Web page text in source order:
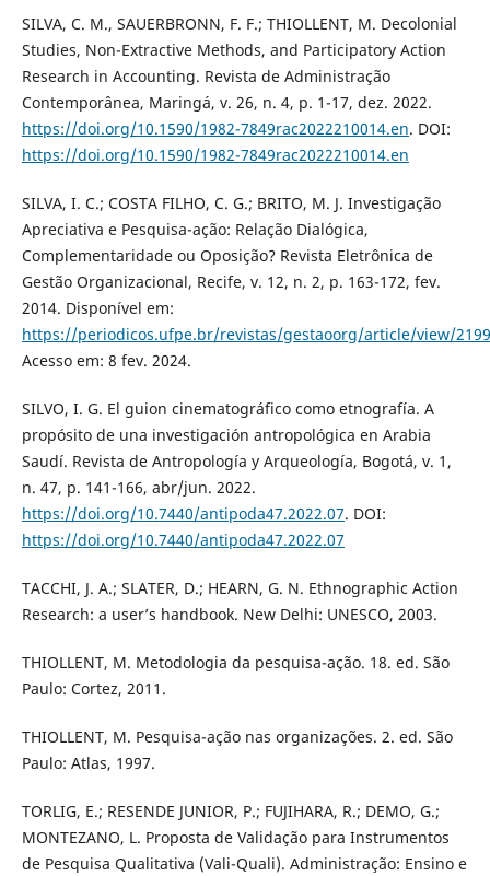
SILVA, C. M., SAUERBRONN, F. F.; THIOLLENT, M. Decolonial
Studies, Non-Extractive Methods, and Participatory Action
Research in Accounting. Revista de Administração
Contemporânea, Maringá, v. 26, n. 4, p. 1-17, dez. 2022.
https://doi.org/10.1590/1982-7849rac2022210014.en. DOI:
https://doi.org/10.1590/1982-7849rac2022210014.en
SILVA, I. C.; COSTA FILHO, C. G.; BRITO, M. J. Investigação
Apreciativa e Pesquisa-ação: Relação Dialógica,
Complementaridade ou Oposição? Revista Eletrônica de
Gestão Organizacional, Recife, v. 12, n. 2, p. 163-172, fev.
2014. Disponível em:
https://periodicos.ufpe.br/revistas/gestaoorg/article/view/
Acesso em: 8 fev. 2024.
SILVO, I. G. El guion cinematográfico como etnografía. A
propósito de una investigación antropológica en Arabia
Saudí. Revista de Antropología y Arqueología, Bogotá, v. 1,
n. 47, p. 141-166, abr/jun. 2022.
https://doi.org/10.7440/antipoda47.2022.07. DOI:
https://doi.org/10.7440/antipoda47.2022.07
TACCHI, J. A.; SLATER, D.; HEARN, G. N. Ethnographic Action
Research: a user’s handbook. New Delhi: UNESCO, 2003.
THIOLLENT, M. Metodologia da pesquisa-ação. 18. ed. São
Paulo: Cortez, 2011.
THIOLLENT, M. Pesquisa-ação nas organizações. 2. ed. São
Paulo: Atlas, 1997.
TORLIG, E.; RESENDE JUNIOR, P.; FUJIHARA, R.; DEMO, G.;
MONTEZANO, L. Proposta de Validação para Instrumentos
de Pesquisa Qualitativa (Vali-Quali). Administração: Ensino e